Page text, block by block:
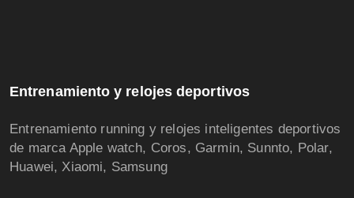
Entrenamiento y relojes deportivos
Entrenamiento running y relojes inteligentes deportivos
de marca Apple watch, Coros, Garmin, Sunnto, Polar,
Huawei, Xiaomi, Samsung